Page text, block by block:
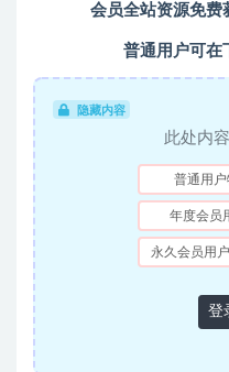
会员全站资源免费
普通用户可在
隐藏内容
此处内
普通用户
年度会员
永久会员用
登